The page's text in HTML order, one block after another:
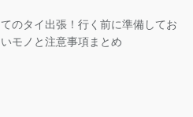
のタイ出張！行く前に準備してお
モノと注意事項まとめ